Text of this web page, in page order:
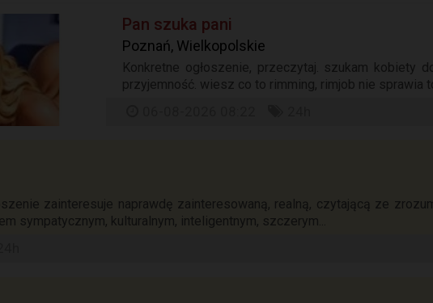
Pan szuka pani
Poznań, Wielkopolskie
Konkretne ogłoszenie, przeczytaj. szukam kobiety
przyjemność. wiesz co to rimming, rimjob nie sprawia
zainteresuje naprawdę zainteresowaną, realną, czytającą ze
sympatycznym, kulturalnym, inteligentnym, szczerym...